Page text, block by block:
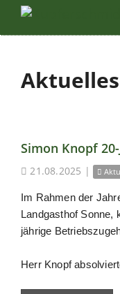
Aktuelles
Simon Knopf
21.08.2025 |
Im Rahmen der
Landgasthof Sonne,
jährige
Herr Knopf